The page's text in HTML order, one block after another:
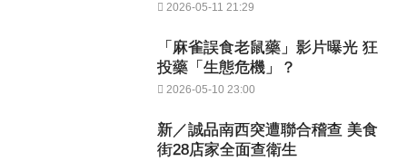
2026-05-11 21:29
「麻雀誤食老鼠藥」影片曝光 狂
投藥「生態危機」？
2026-05-10 23:00
新／誠品南西突遭聯合稽查 美食
街28店家全面查衛生